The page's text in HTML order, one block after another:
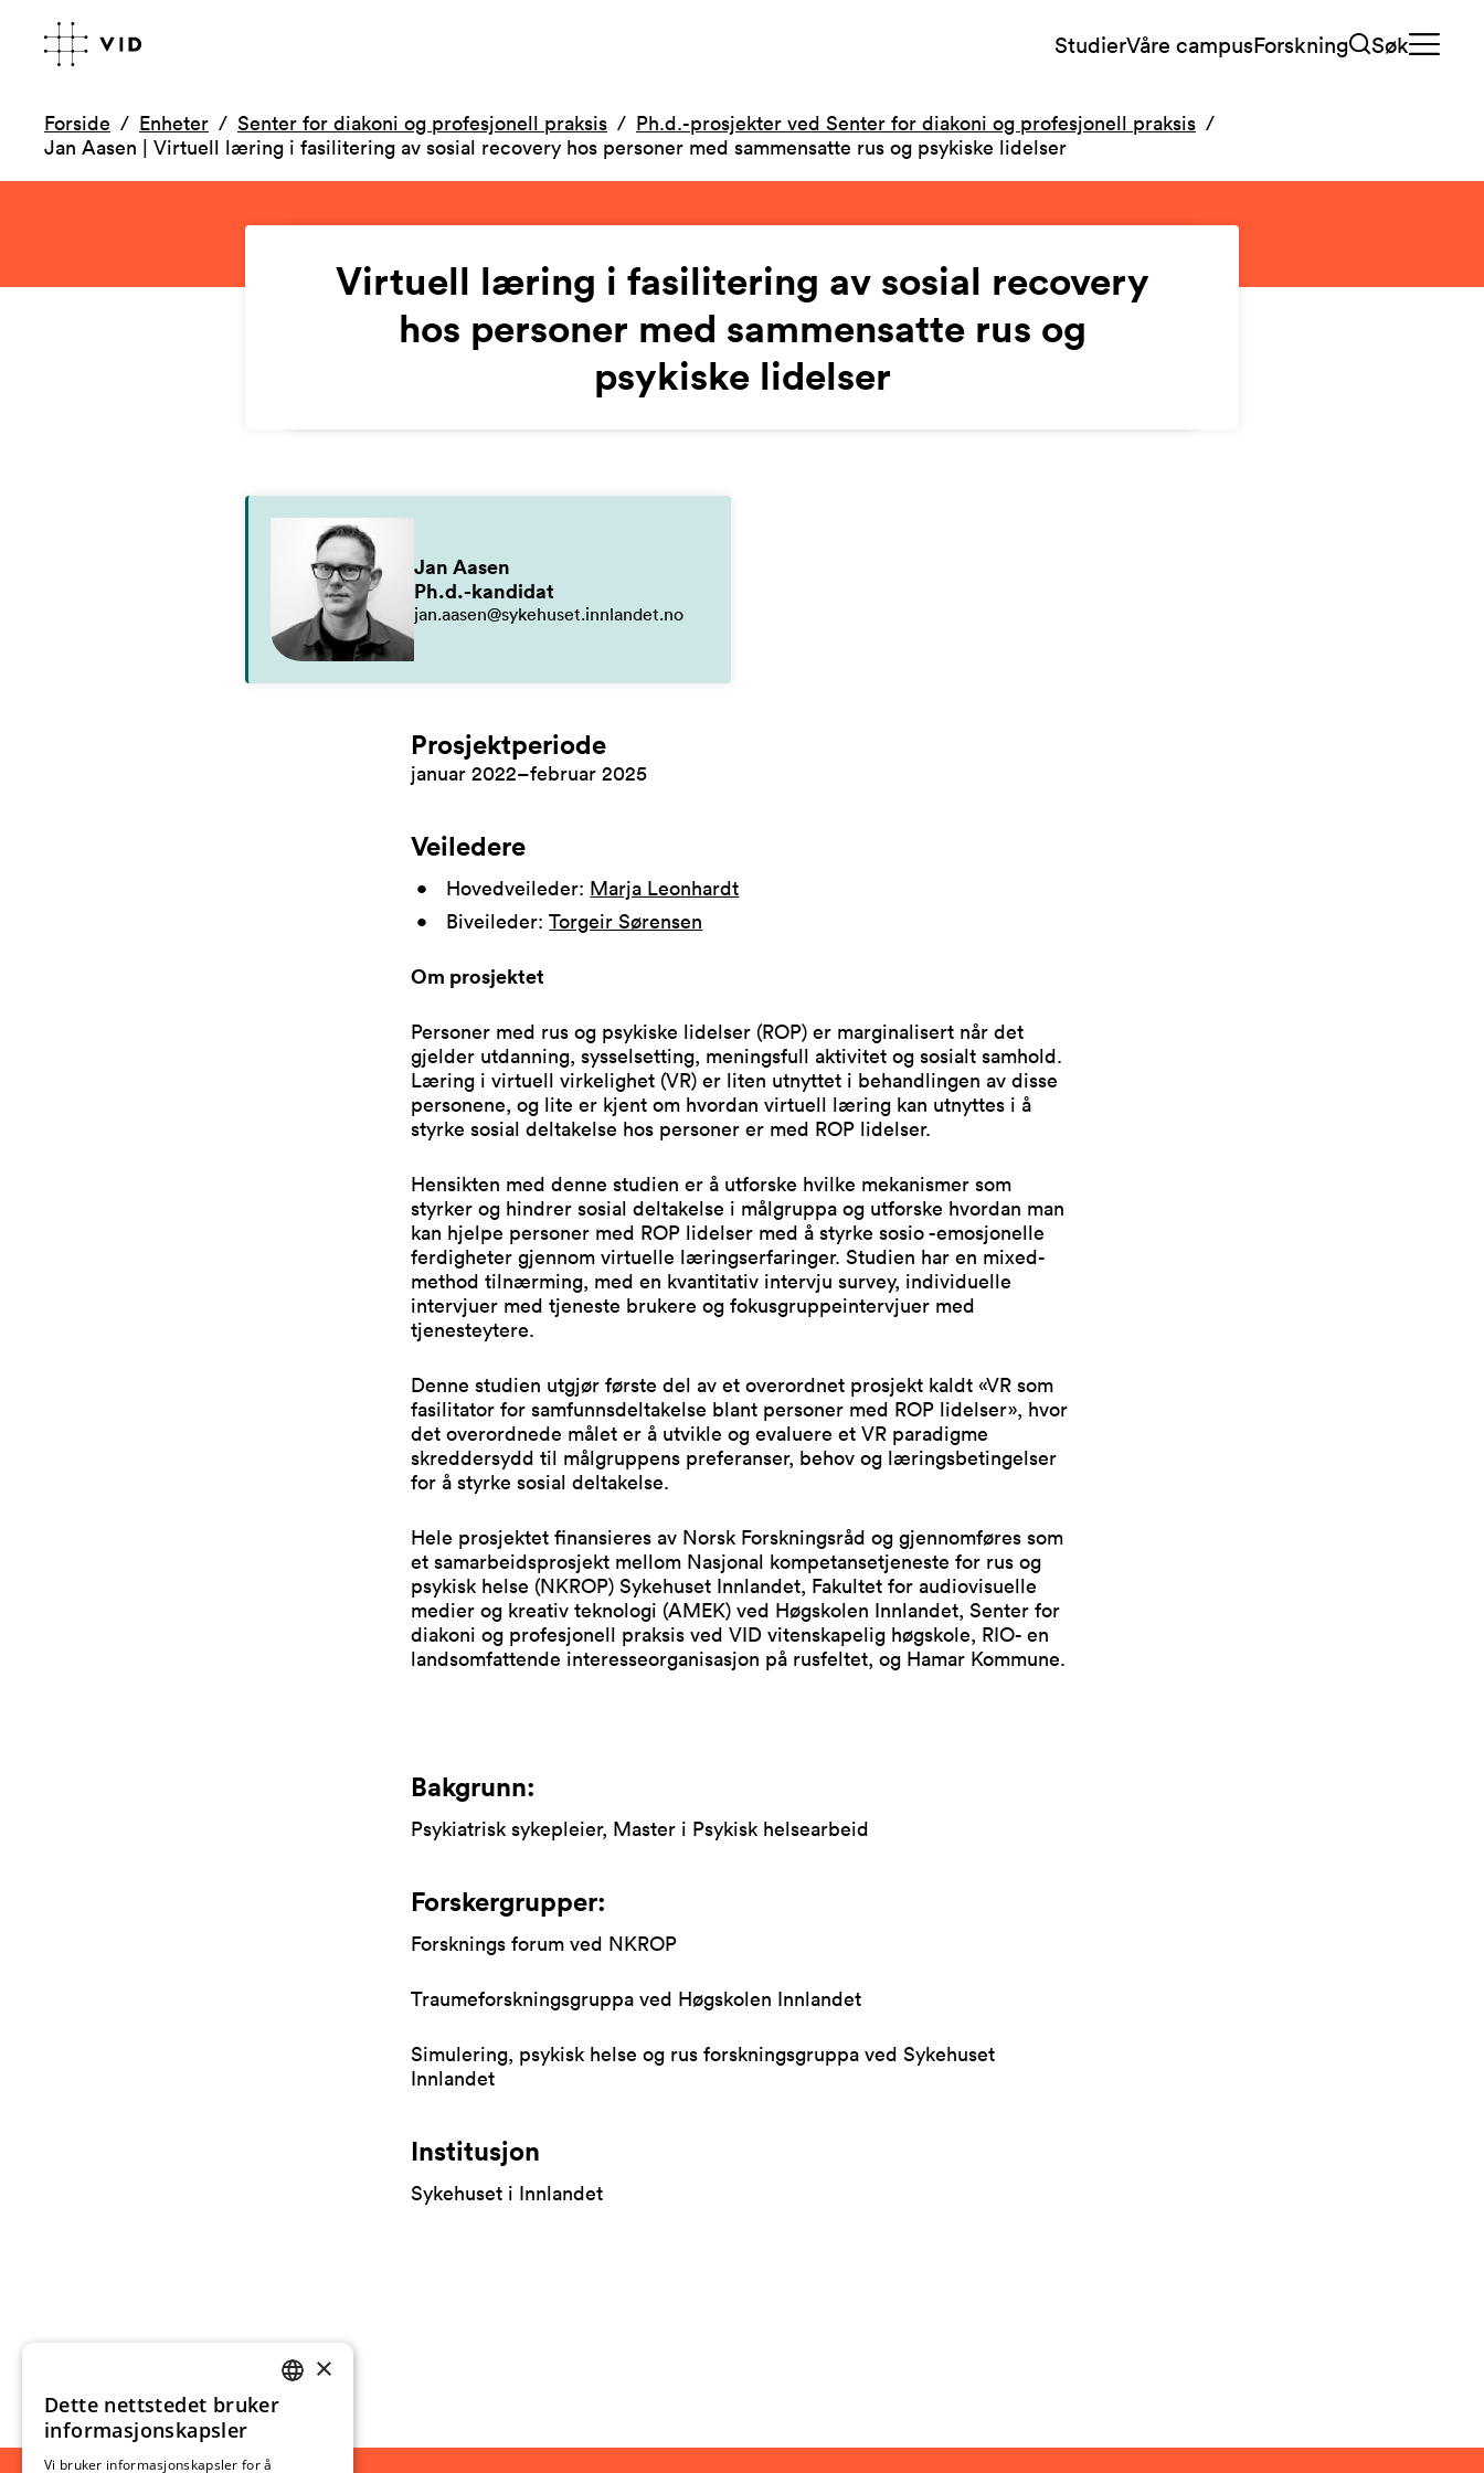
StudierVåre campusForskning Søk
Forside Enheter Senter for diakoni og profesjonell praksis
Ph.d.-prosjekter ved Senter for diakoni og profesjonell praksis
Jan Aasen | Virtuell læring i fasilitering av sosial recovery hos personer med sammensatte rus og psykiske lidelser
Virtuell læring i fasilitering av sosial recovery
hos personer med sammensatte rus og
psykiske lidelser
Jan Aasen
Ph.d.-kandidat
jan.aasen@sykehuset.innlandet.no
Prosjektperiode
januar 2022–februar 2025
Veiledere
Hovedveileder: Marja Leonhardt
Biveileder:Torgeir Sørensen
Om prosjektet
Personer med rus og psykiske lidelser (ROP) er marginalisert når det
gjelder utdanning, sysselsetting, meningsfull aktivitet og sosialt samhold.
Læring i virtuell virkelighet (VR) er liten utnyttet i behandlingen av disse
personene, og lite er kjent om hvordan virtuell læring kan utnyttes i å
styrke sosial deltakelse hos personer er med ROP lidelser.
Hensikten med denne studien er å utforske hvilke mekanismer som
styrker og hindrer sosial deltakelse i målgruppa og utforske hvordan man
kan hjelpe personer med ROP lidelser med å styrke sosio -emosjonelle
ferdigheter gjennom virtuelle læringserfaringer. Studien har en mixed-
method tilnærming, med en kvantitativ intervju survey, individuelle
intervjuer med tjeneste brukere og fokusgruppeintervjuer med
tjenesteytere.
Denne studien utgjør første del av et overordnet prosjekt kaldt «VR som
fasilitator for samfunnsdeltakelse blant personer med ROP lidelser», hvor
det overordnede målet er å utvikle og evaluere et VR paradigme
skreddersydd til målgruppens preferanser, behov og læringsbetingelser
for å styrke sosial deltakelse.
Hele prosjektet finansieres av Norsk Forskningsråd og gjennomføres som
et samarbeidsprosjekt mellom Nasjonal kompetansetjeneste for rus og
psykisk helse (NKROP) Sykehuset Innlandet, Fakultet for audiovisuelle
medier og kreativ teknologi (AMEK) ved Høgskolen Innlandet, Senter for
diakoni og profesjonell praksis ved VID vitenskapelig høgskole, RIO- en
landsomfattende interesseorganisasjon på rusfeltet, og Hamar Kommune.
Bakgrunn:
Psykiatrisk sykepleier, Master i Psykisk helsearbeid
Forskergrupper:
Forsknings forum ved NKROP
Traumeforskningsgruppa ved Høgskolen Innlandet
Simulering, psykisk helse og rus forskningsgruppa ved Sykehuset
Innlandet
Institusjon
Sykehuset i Innlandet
NORWEGIAN
×
Dette nettstedet bruker
informasjonskapsler
Vi bruker informasjonskapsler for å